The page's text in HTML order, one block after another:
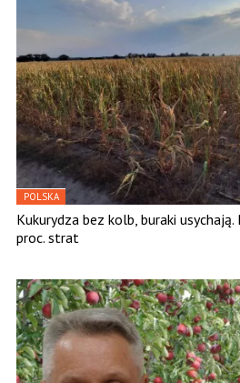
POLSKA
Kukurydza bez kolb, buraki
proc. strat